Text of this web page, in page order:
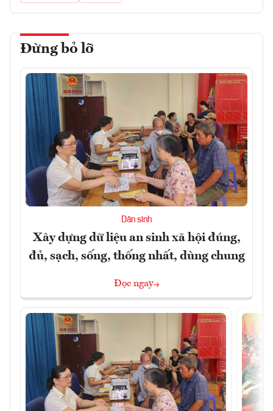
Đừng bỏ lỡ
Dân sinh
Xây dựng dữ liệu an sinh xã hội đúng,
đủ, sạch, sống, thống nhất, dùng chung
Đọc ngay